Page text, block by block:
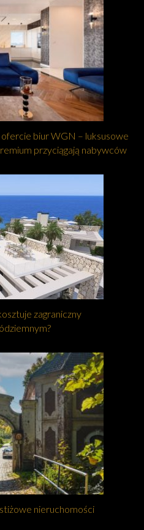
biur WGN – luksusowe
przyciągają nabywców
zagraniczny
nieruchomości